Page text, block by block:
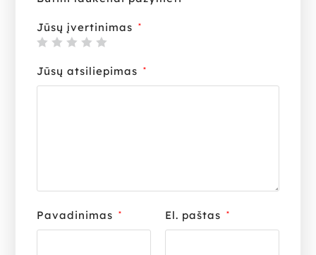
Jūsų įvertinimas *
Jūsų atsiliepimas *
Pavadinimas * El. paštas *